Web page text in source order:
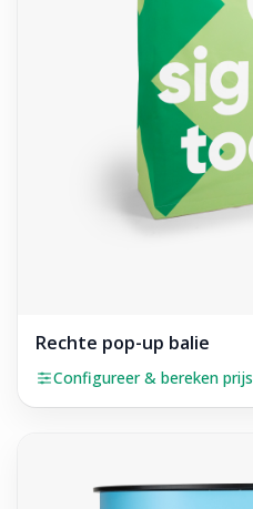
Rechte pop-up balie
Configureer & bereken prijs